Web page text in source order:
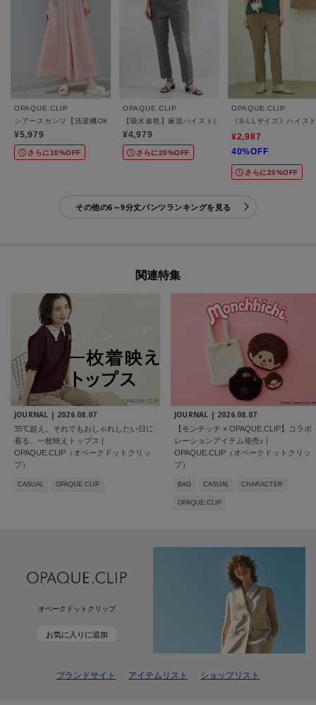
OPAQUE.CLIP
シアースカンツ【洗濯機OK】
¥5,979
さらに10%OFF
OPAQUE.CLIP
【吸水速乾】麻混ハイストレッチスティックパンツ《接
¥4,979
さらに20%OFF
OPAQUE.CLIP
《S-LLサイズ》ハイス
¥2,987
40%OFF
さらに20%OFF
その他の6～9分丈パンツランキングを見る
関連特集
JOURNAL | 2026.08.07
35℃超え。それでもおしゃれしたい日に
着る、一枚映えトップス |
OPAQUE.CLIP（オペークドットクリッ
プ）
CASUAL OPAQUE.CLIP
JOURNAL | 2026.08.07
【モンチッチ × OPAQUE.CLIP】コラボ
レーションアイテム発売♪ |
OPAQUE.CLIP（オペークドットクリッ
プ）
BAG CASUAL CHARACTER
OPAQUE.CLIP
オペークドットクリップ
お気に入りに追加
ブランドサイト アイテムリスト ショップリスト